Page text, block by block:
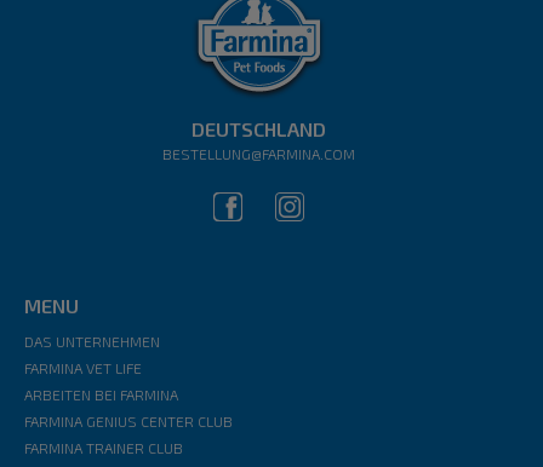
DEUTSCHLAND
BESTELLUNG@FARMINA.COM
MENU
DAS UNTERNEHMEN
FARMINA VET LIFE
ARBEITEN BEI FARMINA
FARMINA GENIUS CENTER CLUB
FARMINA TRAINER CLUB